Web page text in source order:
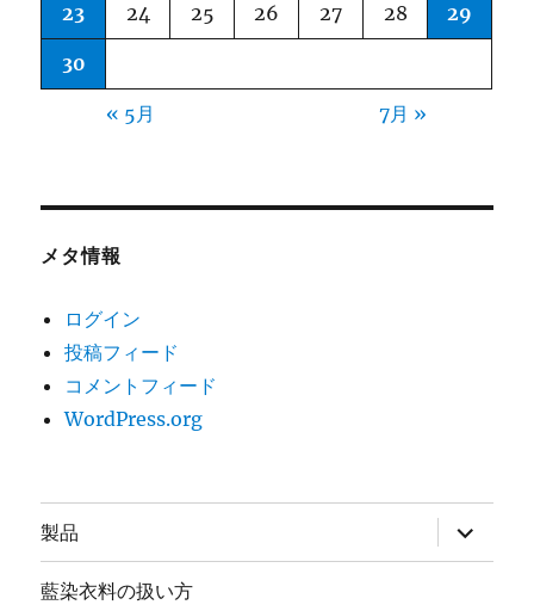
23 24 25 26 27 28 29
30
« 5月 7月 »
メタ情報
ログイン
投稿フィード
コメントフィード
WordPress.org
製品
ブ
メ
藍染衣料の扱い方